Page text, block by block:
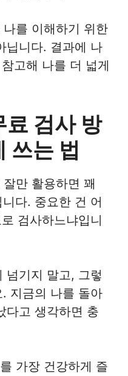
를 이해하기 위한
닙니다. 결과에 나
고해 나를 더 넓게
검사 방
쓰는 법
만 활용하면 꽤
다. 중요한 건 어
검사하느냐입니
넘기지 말고, 그렇
지금의 나를 돌아
다고 생각하면 충
가장 건강하게 즐